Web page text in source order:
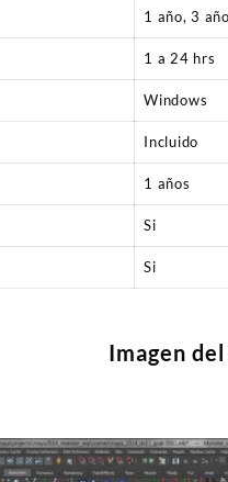
1 año, 3
1 a 24 hrs
Windows
Incluido
1 años
Si
Si
Imagen